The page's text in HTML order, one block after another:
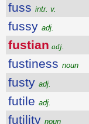
fuss intr. v.
fussy adj.
fustian adj.
fustiness noun
fusty adj.
futile adj.
futility noun